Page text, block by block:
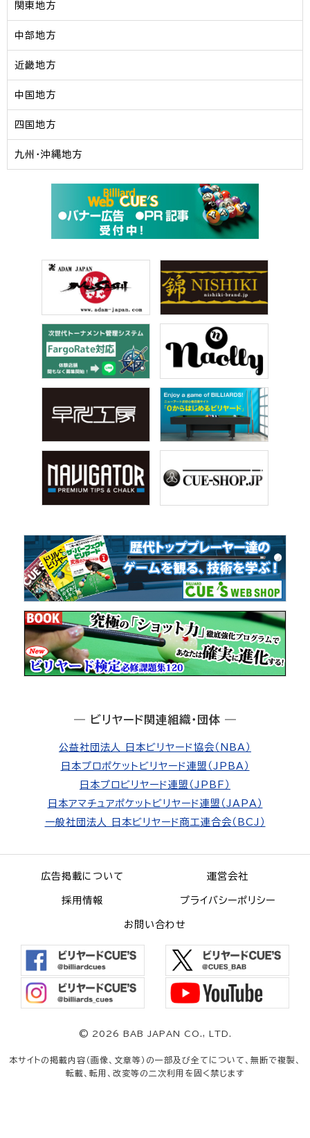
関東地方
中部地方
近畿地方
中国地方
四国地方
九州・沖縄地方
― ビリヤード関連組織・団体 ―
公益社団法人 日本ビリヤード協会（NBA）
日本プロポケットビリヤード連盟（JPBA）
日本プロビリヤード連盟（JPBF）
日本アマチュアポケットビリヤード連盟（JAPA）
一般社団法人 日本ビリヤード商工連合会（BCJ）
広告掲載について 運営会社
採用情報 プライバシーポリシー
お問い合わせ
© 2026 BAB JAPAN CO., LTD.
本サイトの掲載内容（画像、文章等）の一部及び全てについて、無断で複製、
転載、転用、改変等の二次利用を固く禁じます